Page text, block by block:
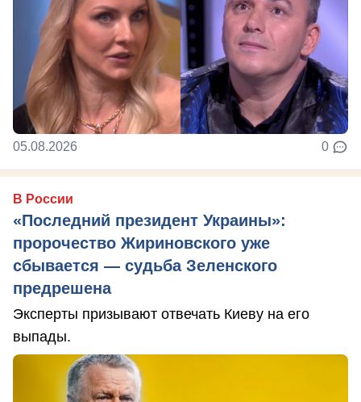
05.08.2026 0
В России
«Последний президент Украины»:
пророчество Жириновского уже
сбывается — судьба Зеленского
предрешена
Эксперты призывают отвечать Киеву на его
выпады.